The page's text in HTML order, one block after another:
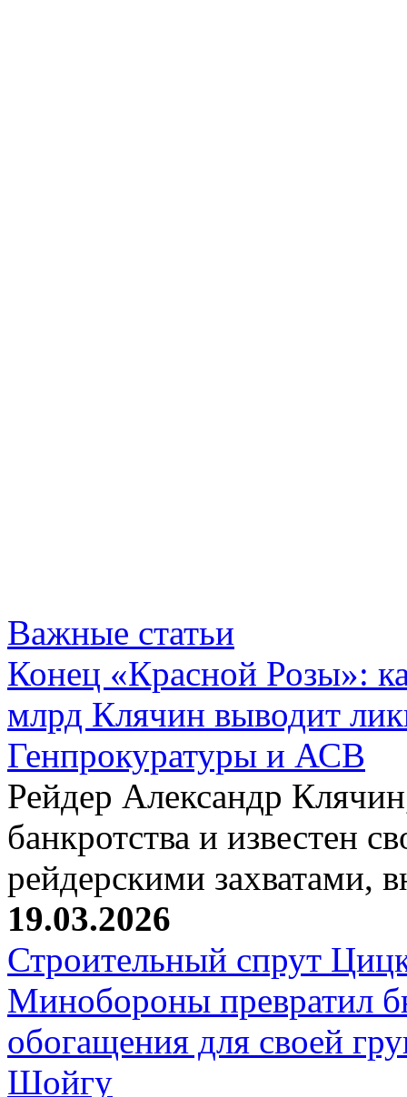
Важные статьи
Конец «Красной Розы»:
млрд Клячин выводит
Генпрокуратуры и АСВ
Рейдер Александр
банкротства и известен
рейдерскими захватами,
19.03.2026
Строительный спрут
Минобороны превратил
обогащения для своей
Шойгу